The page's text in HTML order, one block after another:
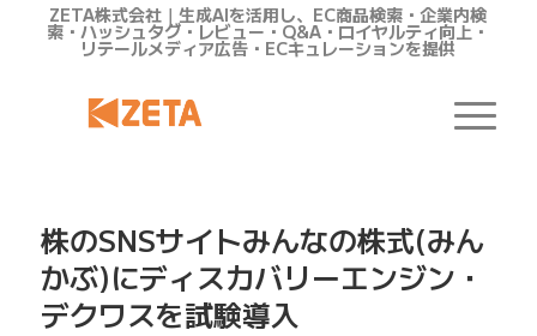
ZETA株式会社｜生成AIを活用し、EC商品検索・企業内検
索・ハッシュタグ・レビュー・Q&A・ロイヤルティ向上・
リテールメディア広告・ECキュレーションを提供
株のSNSサイトみんなの株式(みん
かぶ)にディスカバリーエンジン・
デクワスを試験導入